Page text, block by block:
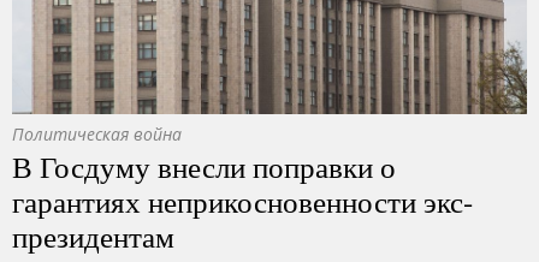
Политическая война
В Госдуму внесли поправки о
гарантиях неприкосновенности экс-
президентам